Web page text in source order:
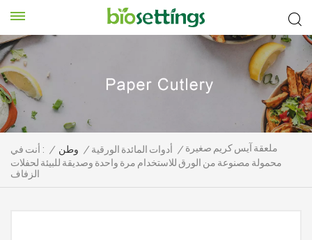
أنت في : / وطن / أدوات المائدة الورقية / ملعقة آيس كريم صغيرة
محمولة مصنوعة من الورق للاستخدام مرة واحدة وصديقة للبيئة لحفلات
الزفاف